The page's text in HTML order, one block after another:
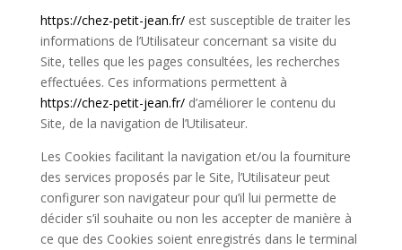
https://chez-petit-jean.fr/est susceptible de traiter les
informations de l’Utilisateur concernant sa visite du
Site, telles que les pages consultées, les recherches
effectuées. Ces informations permettent à
https://chez-petit-jean.fr/d’améliorer le contenu du
Site, de la navigation de l’Utilisateur.
Les Cookies facilitant la navigation et/ou la fourniture
des services proposés par le Site, l’Utilisateur peut
configurer son navigateur pour qu’il lui permette de
décider s’il souhaite ou non les accepter de manière à
ce que des Cookies soient enregistrés dans le terminal